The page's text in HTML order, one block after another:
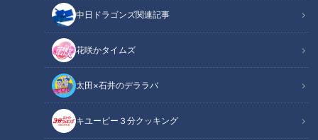
中日ドラゴンズ関連記事
花咲かタイムズ
太田×石井のデララバ
キユーピー３分クッキング